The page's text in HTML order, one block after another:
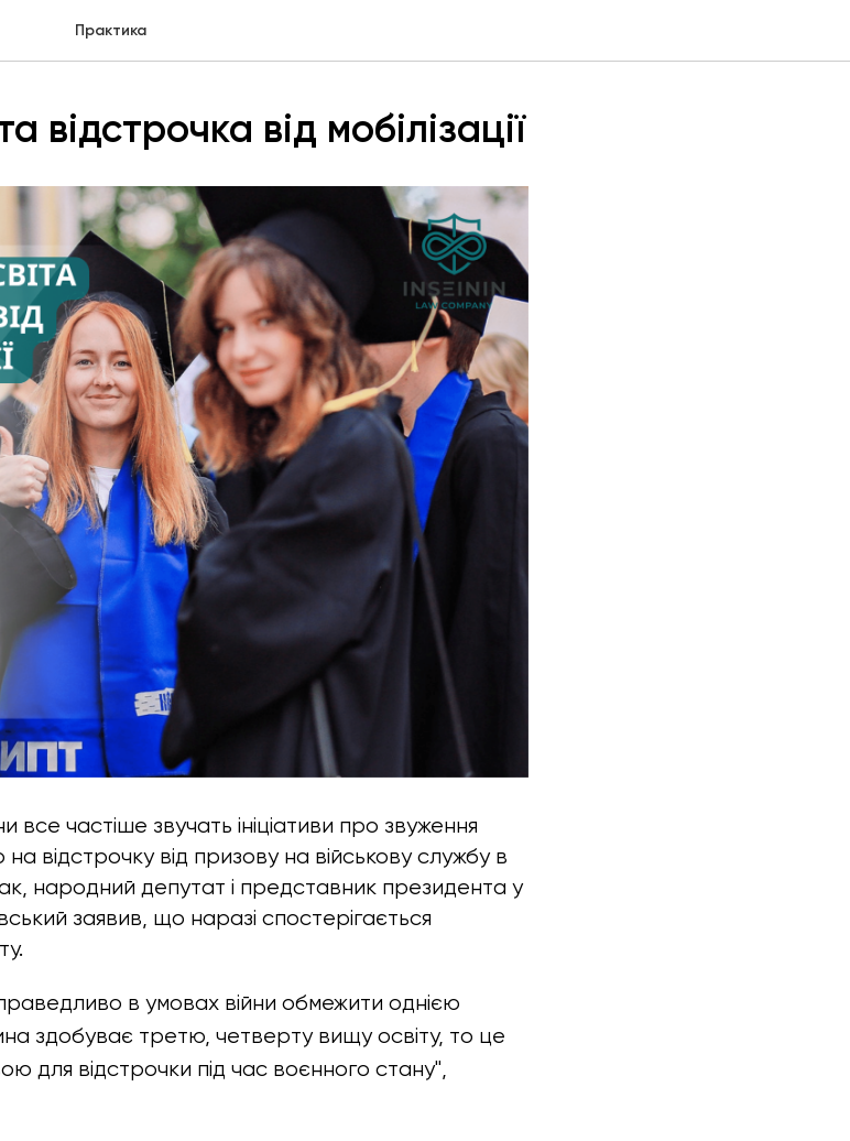
Практика
відстрочка від мобілізації
все частіше звучать ініціативи про звуження
відстрочку від призову на військову службу в
​​народний депутат і представник президента у
заявив, що наразі спостерігається
в умовах війни обмежити однією
здобуває третю, четверту вищу освіту, то це
для відстрочки під час воєнного стану",